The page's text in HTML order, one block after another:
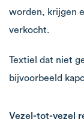
worden, krijgen
verkocht.
Textiel dat niet
bijvoorbeeld
Vezel-tot-vezel